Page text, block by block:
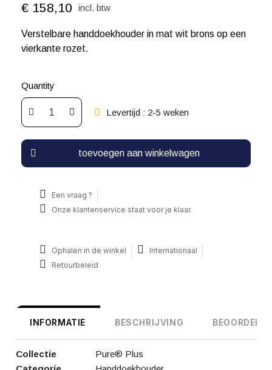
€ 158,10 incl. btw
Verstelbare handdoekhouder in mat wit brons op een
vierkante rozet.
Quantity
Levertijd : 2-5 weken
toevoegen aan winkelwagen
Een vraag ?
Onze klantenservice staat voor je klaar.
Ophalen in de winkel
Internationaal
Retourbeleid
INFORMATIE BESCHRIJVING
Collectie
Pure® Plus